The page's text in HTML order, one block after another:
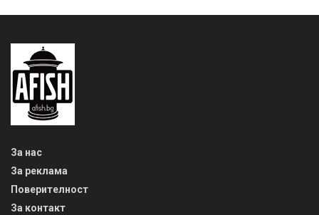
За нас
За реклама
Поверителност
За контакт